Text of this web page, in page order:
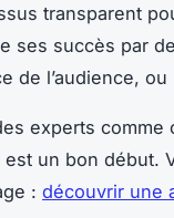
transparent
ses succès par
de l’audience,
experts
un bon début.
: découvrir une